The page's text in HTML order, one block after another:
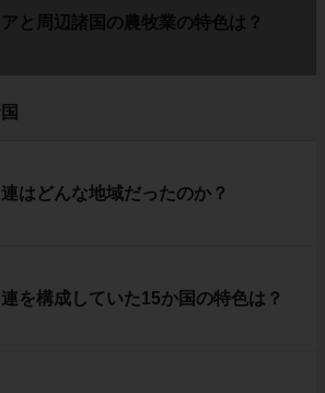
と周辺諸国の農牧業の特色は？
連はどんな地域だったのか？
連を構成していた15か国の特色は？